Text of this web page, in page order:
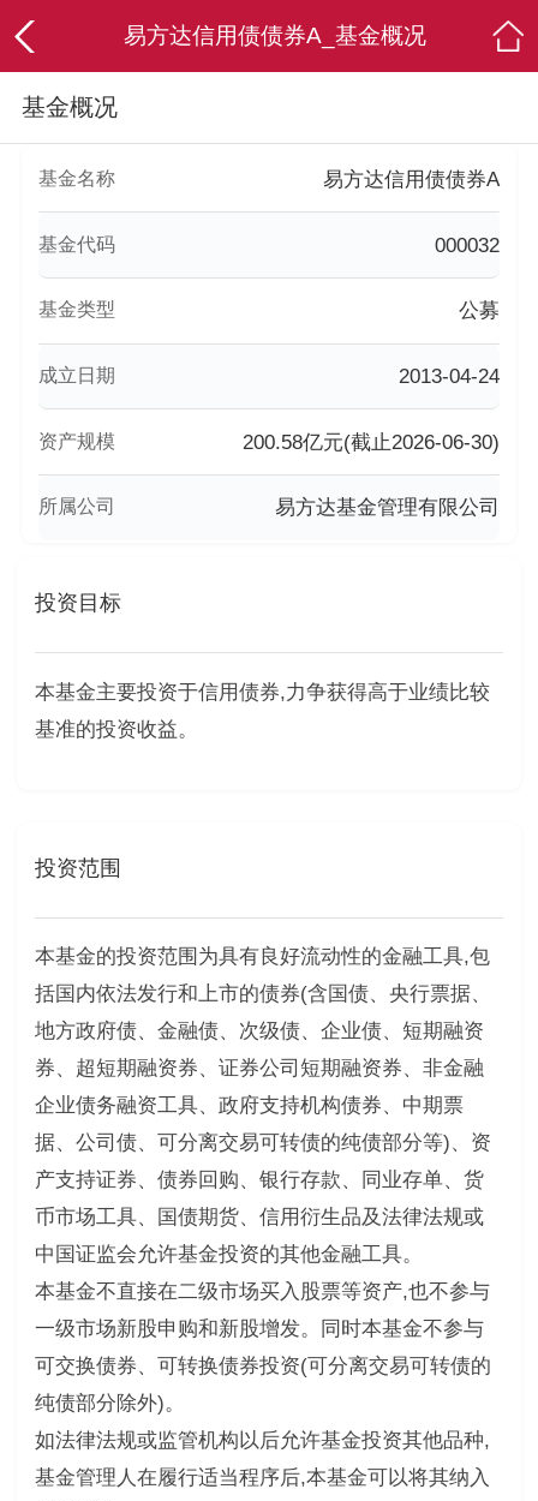
易方达信用债债券A_基金概况
基金概况
基金名称 易方达信用债债券A
基金代码 000032
基金类型 公募
成立日期 2013-04-24
资产规模 200.58亿元(截止2026-06-30)
所属公司 易方达基金管理有限公司
投资目标
本基金主要投资于信用债券,力争获得高于业绩比较
基准的投资收益。
投资范围
本基金的投资范围为具有良好流动性的金融工具,包
括国内依法发行和上市的债券(含国债、央行票据、
地方政府债、金融债、次级债、企业债、短期融资
券、超短期融资券、证券公司短期融资券、非金融
企业债务融资工具、政府支持机构债券、中期票
据、公司债、可分离交易可转债的纯债部分等)、资
产支持证券、债券回购、银行存款、同业存单、货
币市场工具、国债期货、信用衍生品及法律法规或
中国证监会允许基金投资的其他金融工具。
本基金不直接在二级市场买入股票等资产,也不参与
一级市场新股申购和新股增发。同时本基金不参与
可交换债券、可转换债券投资(可分离交易可转债的
纯债部分除外)。
如法律法规或监管机构以后允许基金投资其他品种,
基金管理人在履行适当程序后,本基金可以将其纳入